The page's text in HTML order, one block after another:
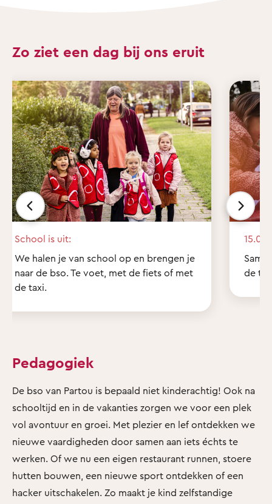
Zo ziet een dag bij ons eruit
School is uit:
We halen je van school op en brengen je
naar de bso. Te voet, met de fiets of met
de taxi.
15.00
de
Pedagogiek
De bso van Partou is bepaald niet kinderachtig! Ook na
schooltijd en in de vakanties zorgen we voor een plek
vol avontuur en groei. Met plezier en lef ontdekken we
nieuwe vaardigheden door samen aan iets échts te
werken. Of we nu een eigen restaurant runnen, stoere
hutten bouwen, een nieuwe sport ontdekken of een
hacker uitschakelen. Zo maakt je kind zelfstandige